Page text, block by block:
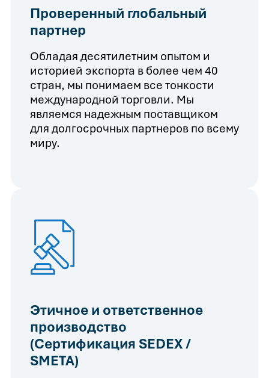
Проверенный глобальный
партнер
Обладая десятилетним опытом и
историей экспорта в более чем 40
стран, мы понимаем все тонкости
международной торговли. Мы
являемся надежным поставщиком
для долгосрочных партнеров по всему
миру.
Этичное и ответственное
производство
(Сертификация SEDEX /
SMETA)